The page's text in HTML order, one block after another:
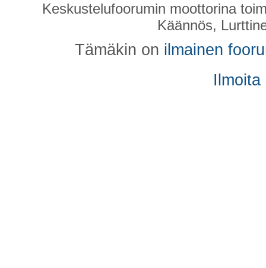
Keskustelufoorumin moottorina
Käännös,
Tämäkin on ilmainen